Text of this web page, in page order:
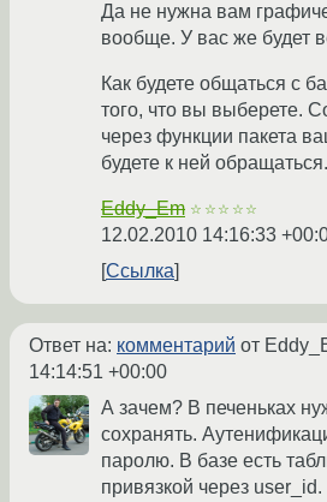
Да не нужна вам
вообще. У вас же будет
Как будете общаться с
того, что вы выберете.
через функции пакета
будете к ней обращаться.
Eddy_Em ☆☆☆☆☆
12.02.2010 14:16:33
Ссылка
Ответ на: комментарий от
14:14:51 +00:00
А зачем? В печеньках
сохранять.
паролю. В базе есть
привязкой через